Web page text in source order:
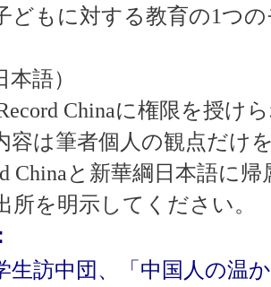
どもに対する教育の1つ
本語）
Chinaに権限を授け
容は筆者個人の観点だけ
Chinaと新華綱日本語に
所を明示してください。
生訪中団、「中国人の温